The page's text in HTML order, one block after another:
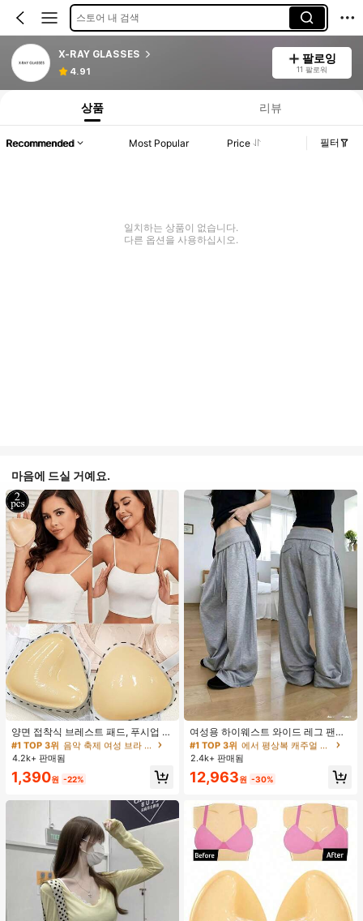
스토어 내 검색
X-RAY GLASSES
4.91
팔로잉
11 팔로워
상품 리뷰
Recommended Most Popular Price 필터
일치하는 상품이 없습니다.
다른 옵션을 사용하십시오.
마음에 드실 거예요.
양면 접착식 브레스트 패드, 푸시업 및
리프트업 디자인, 방수 접착 컵, 브라
패딩 및 가슴 보정 제품에 적합
#1 TOP 3위
음악 축제 여성 브라 액세서리
거의 매진!
#1 TOP 3위
음악 축제 여성 브라 액세서리
거의 매진!
#1 TOP 3위
음악 축제 여성 브라 액세서리
거의 매진!
#1 TOP 3위
거의 매진!
4.2k+ 판매됨
1,390원 -22%
여성용 하이웨스트 와이드 레그 팬츠,
봄 드로스트링 루즈 롱 팬츠, 레이지
릴랙스드 스타일 그레이
#1 TOP 3위
에서 평상복 캐주얼 바지
거의 매진!
#1 TOP 3위
에서 평상복 캐주얼 바지
거의 매진!
#1 TOP 3위
에서 평상복 캐주얼 바지
거의 매진!
#1 TOP 3위
거의 매진!
2.4k+ 판매됨
12,963원 -30%